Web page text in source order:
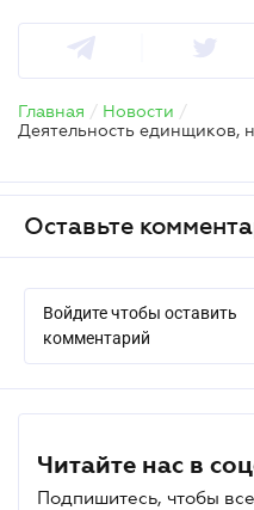
Главная / Новости /
Оставьте
Войдите чтобы оставить
комментарий
Читайте нас в
Подпишитесь, чтобы